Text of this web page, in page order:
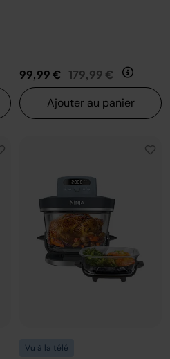
99,99 € Prix réduit de
179,99 € au
Ajouter au panier
Vu à la télé